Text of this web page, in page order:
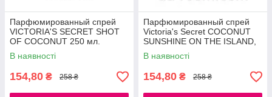
Парфюмированный спрей
VICTORIA'S SECRET SHOT
OF COCONUT 250 мл.
В наявності
154,80 ₴ 258 ₴
Парфюмированный спрей
Victoria's Secret COCONUT
SUNSHINE ON THE ISLAND,
250 мл.
В наявності
154,80 ₴ 258 ₴